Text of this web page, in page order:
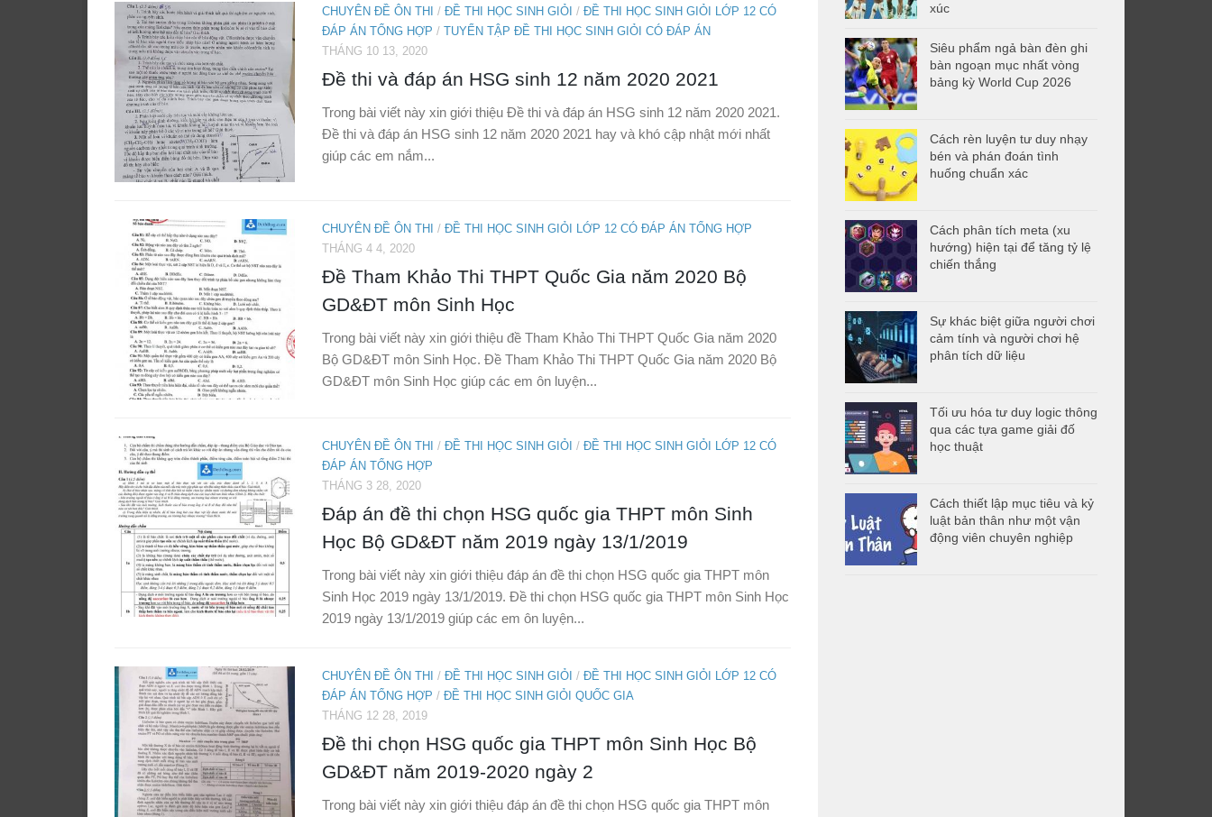
CHUYÊN ĐỀ ÔN THI / ĐỀ THI HỌC SINH GIỎI / ĐỀ THI HỌC SINH GIỎI LỚP 12 CÓ
ĐÁP ÁN TỔNG HỢP / TUYỂN TẬP ĐỀ THI HỌC SINH GIỎI CÓ ĐÁP ÁN
THÁNG 10 13, 2020
Đề thi và đáp án HSG sinh 12 năm 2020 2021
Trong bài viết này xin giới thiệu Đề thi và đáp án HSG sinh 12 năm 2020 2021.
Đề thi và đáp án HSG sinh 12 năm 2020 2021 hay và khó cập nhật mới nhất
giúp các em nắm...
CHUYÊN ĐỀ ÔN THI / ĐỀ THI HỌC SINH GIỎI LỚP 12 CÓ ĐÁP ÁN TỔNG HỢP
THÁNG 4 4, 2020
Đề Tham Khảo Thi THPT Quốc Gia năm 2020 Bộ
GD&ĐT môn Sinh Học
Trong bài viết này xin giới thiệu đề Tham Khảo Thi THPT Quốc Gia năm 2020
Bộ GD&ĐT môn Sinh Học. Đề Tham Khảo Thi THPT Quốc Gia năm 2020 Bộ
GD&ĐT môn Sinh Học giúp các em ôn luyện...
CHUYÊN ĐỀ ÔN THI / ĐỀ THI HỌC SINH GIỎI / ĐỀ THI HỌC SINH GIỎI LỚP 12 CÓ
ĐÁP ÁN TỔNG HỢP
THÁNG 3 28, 2020
Đáp án đề thi chọn HSG quốc gia THPT môn Sinh
Học Bộ GD&ĐT năm 2019 ngày 13/1/2019
Trong bài viết này xin giới thiệu đáp án đề thi chọn HSG quốc gia THPT môn
Sinh Học 2019 ngày 13/1/2019. Đề thi chọn HSG quốc gia THPT môn Sinh Học
2019 ngày 13/1/2019 giúp các em ôn luyện...
CHUYÊN ĐỀ ÔN THI / ĐỀ THI HỌC SINH GIỎI / ĐỀ THI HỌC SINH GIỎI LỚP 12 CÓ
ĐÁP ÁN TỔNG HỢP / ĐỀ THI HỌC SINH GIỎI QUỐC GIA
THÁNG 12 28, 2019
Đề thi chọn HSG quốc gia THPT môn Sinh Học Bộ
GD&ĐT năm 2019-2020 ngày 2
Trong bài viết này xin giới thiệu đáp án đề thi chọn HSG quốc gia THPT môn
xúc
Siêu phẩm ngả bàn đèn ghi
bàn ngoạn mục nhất vòng
bảng kỳ World Cup 2026
Cách rèn luyện tư duy nhạy
bén và phán đoán tình
huống chuẩn xác
Cách phân tích meta (xu
hướng) hiện tại để tăng tỷ lệ
chiến thắng
Sự khác biệt giữa người chơi
cảm tính và người chơi hệ
phân tích dữ liệu
Tối ưu hóa tư duy logic thông
qua các tựa game giải đố
học thuật
Cách thiết lập mục tiêu và kỷ
luật bản thân như một vận
động viên chuyên nghiệp